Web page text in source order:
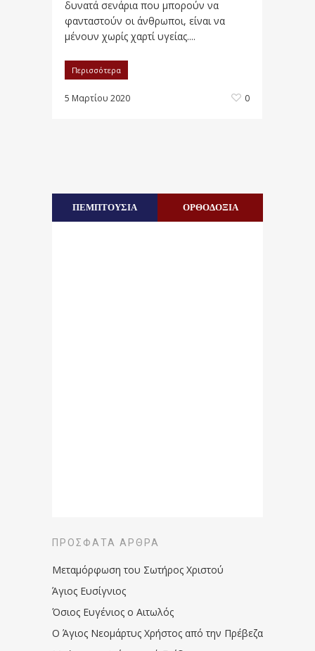
δυνατά σενάρια που μπορούν να
φανταστούν οι άνθρωποι, είναι να
μένουν χωρίς χαρτί υγείας....
Περισσότερα
5 Μαρτίου 2020 0
ΠΕΜΠΤΟΥΣΙΑ ΟΡΘΟΔΟΞΙΑ
ΠΡΌΣΦΑΤΑ ΆΡΘΡΑ
Μεταμόρφωση του Σωτήρος Χριστού
Άγιος Ευσίγνιος
Όσιος Ευγένιος ο Αιτωλός
Ο Άγιος Νεομάρτυς Χρήστος από την Πρέβεζα